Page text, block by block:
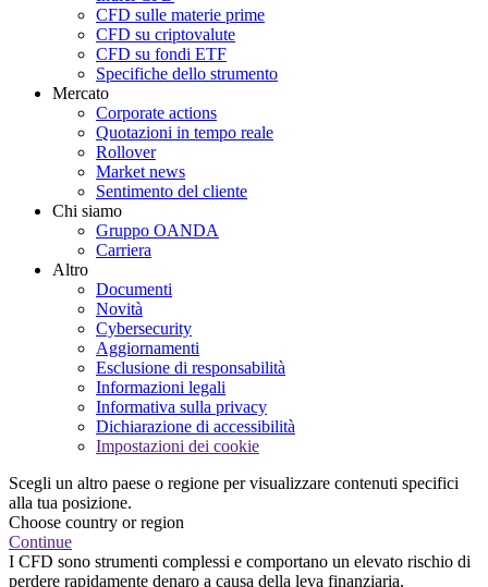
CFD sulle materie prime
CFD su criptovalute
CFD su fondi ETF
Specifiche dello strumento
Mercato
Corporate actions
Quotazioni in tempo reale
Rollover
Market news
Sentimento del cliente
Chi siamo
Gruppo OANDA
Carriera
Altro
Documenti
Novità
Cybersecurity
Aggiornamenti
Esclusione di responsabilità
Informazioni legali
Informativa sulla privacy
Dichiarazione di accessibilità
Impostazioni dei cookie
Scegli un altro paese o regione per visualizzare contenuti specifici
alla tua posizione.
Choose country or region
Continue
I CFD sono strumenti complessi e comportano un elevato rischio di
perdere rapidamente denaro a causa della leva finanziaria.